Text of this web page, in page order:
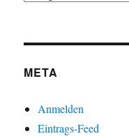
META
Anmelden
Eintrags-Feed